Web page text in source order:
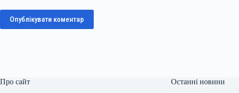
Опублікувати коментар
Про сайт Останні новини